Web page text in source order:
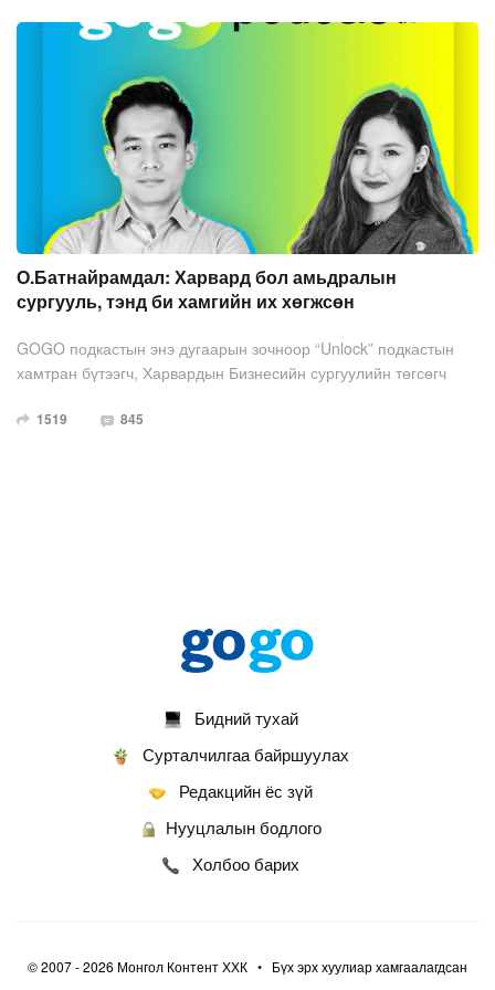
үед хүүхдийн асрамж тогтоох, тэтгэлэг гаргуулах асуудлаар
сонирхолтой ярилцлага өрнүүллээ.
О.Батнайрамдал: Харвард бол амьдралын
сургууль, тэнд би хамгийн их хөгжсөн
GOGO подкастын энэ дугаарын зочноор “Unlock” подкастын
хамтран бүтээгч, Харвардын Бизнесийн сургуулийн төгсөгч
1519 845
Бидний тухай
Сурталчилгаа байршуулах
Редакцийн ёс зүй
Нууцлалын бодлого
Холбоо барих
© 2007 - 2026 Монгол Контент ХХК • Бүх эрх хуулиар хамгаалагдсан